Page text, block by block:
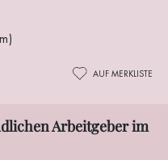
AUF MERKLISTE
Arbeitgeber im